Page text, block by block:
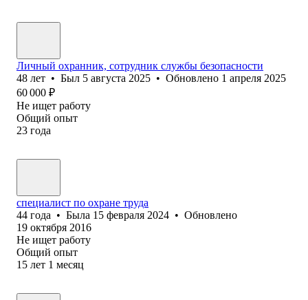
Личный охранник, сотрудник службы безопасности
48 лет • Был 5 августа 2025 • Обновлено 1 апреля 2025
60 000 ₽
Не ищет работу
Общий опыт
23 года
специалист по охране труда
44 года • Была 15 февраля 2024 • Обновлено
19 октября 2016
Не ищет работу
Общий опыт
15 лет 1 месяц